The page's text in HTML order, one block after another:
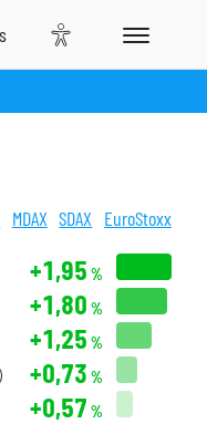
MDAX SDAX EuroStoxx
+1,95 %
+1,80 %
+1,25 %
+0,73 %
+0,57 %